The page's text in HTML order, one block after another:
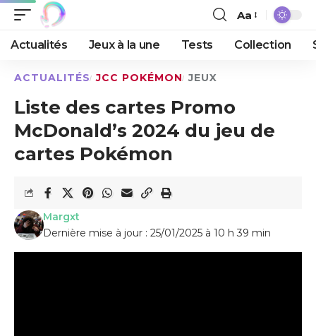
Aa
Actualités Jeux à la une Tests Collection
ACTUALITÉS JCC POKÉMON JEUX
Liste des cartes Promo
McDonald’s 2024 du jeu de
cartes Pokémon
Dernière mise à jour : 25/01/2025 à 10 h 39 min
Margxt